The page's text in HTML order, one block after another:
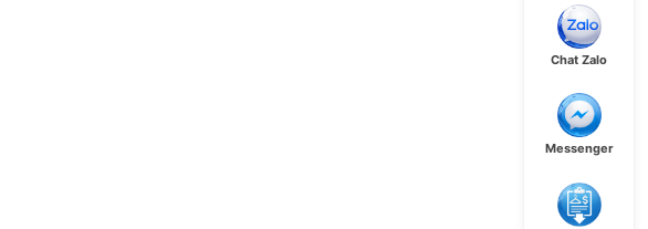
Chat Zalo
Messenger